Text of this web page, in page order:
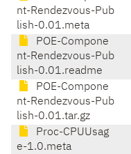
nt-Rendezvous-Pub
lish-0.01.meta
POE-Compone
nt-Rendezvous-Pub
lish-0.01.readme
POE-Compone
nt-Rendezvous-Pub
lish-0.01.tar.gz
Proc-CPUUsag
e-1.0.meta